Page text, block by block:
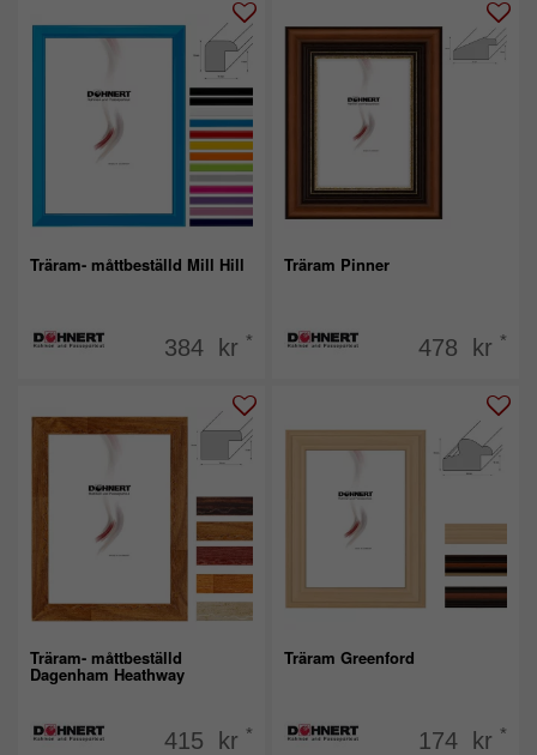
Träram- måttbeställd Mill Hill
384 kr *
Träram Pinner
478 kr *
Träram- måttbeställd
Dagenham Heathway
415 kr *
Träram Greenford
174 kr *